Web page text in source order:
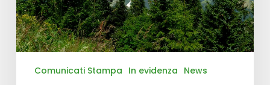
Comunicati Stampa In evidenza News